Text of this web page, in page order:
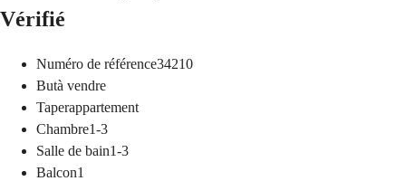
Vérifié
Numéro de référence34210
Butà vendre
Taperappartement
Chambre1-3
Salle de bain1-3
Balcon1